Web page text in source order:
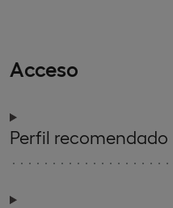
Acceso
Perfil recomendado